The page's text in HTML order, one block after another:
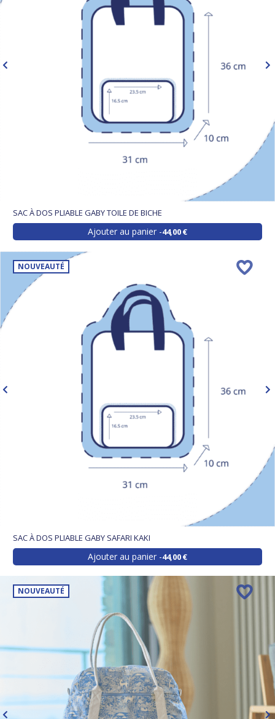
SAC À DOS PLIABLE GABY TOILE DE BICHE
Ajouter au panier 44,00 €
NOUVEAUTÉ
SAC À DOS PLIABLE GABY SAFARI KAKI
Ajouter au panier 44,00 €
NOUVEAUTÉ